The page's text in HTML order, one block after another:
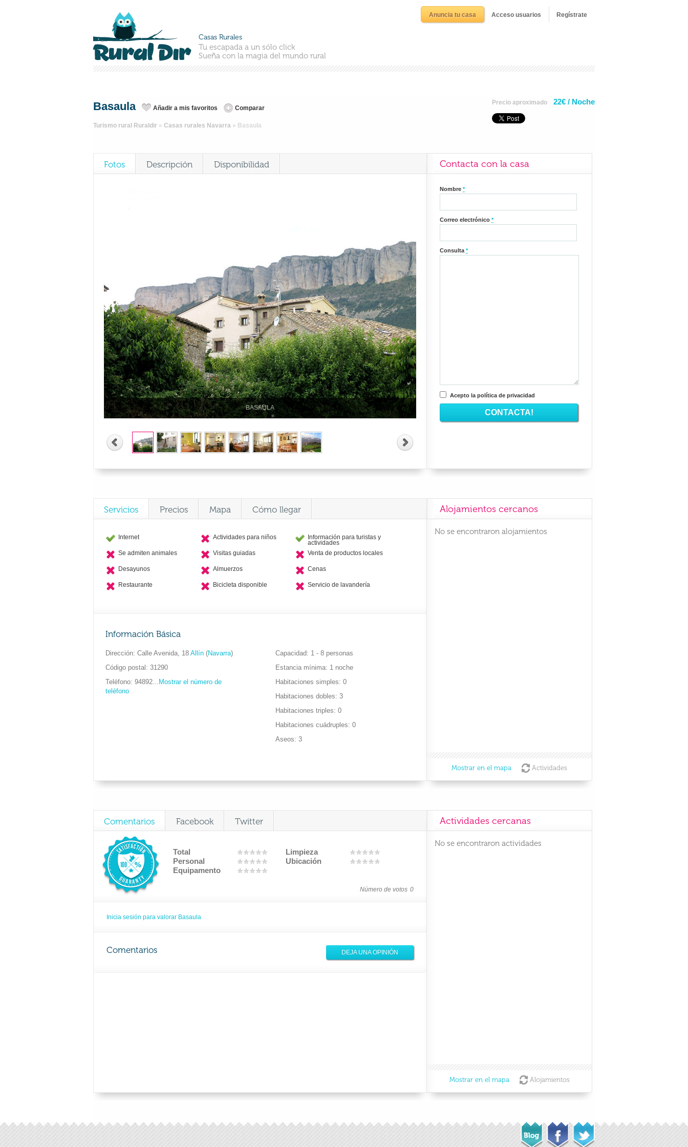
Casas Rurales
Tu escapada a un sólo click
Sueña con la magia del mundo rural
Anuncia tu casa Acceso usuarios Regístrate
Basaula Añadir a mis favoritos Comparar
Turismo rural Ruraldir » Casas rurales Navarra » Basaula
Precio aproximado 22€ / Noche
Fotos Descripción Disponibilidad
BASAULA
Contacta con la casa
Nombre*
Correo electrónico*
Consulta*
Acepto la política de privacidad
Servicios Precios Mapa Cómo llegar
Internet Actividades para niños Información para turistas y
actividades
Se admiten animales
Visitas guiadas Venta de productos locales
Desayunos Almuerzos Cenas
Restaurante Bicicleta disponible Servicio de lavandería
Información Básica
Dirección Calle Avenida, 18 Allín (Navarra)
Código postal
31290
Teléfono 94892... Mostrar el número de
teléfono
Capacidad
1 - 8 personas
Estancia mínima 1 noche
Habitaciones simples
0
Habitaciones dobles
3
Habitaciones triples
0
Habitaciones cuádruples
0
Aseos
3
Alojamientos cercanos
No se encontraron alojamientos
Mostrar en el mapa Actividades
Comentarios Facebook Twitter
Total
Limpieza
Personal
Ubicación
Equipamento
Número de votos 0
Inicia sesión para valorar Basaula
Comentarios DEJA UNA OPINIÓN
Actividades cercanas
No se encontraron actividades
Mostrar en el mapa Alojamientos